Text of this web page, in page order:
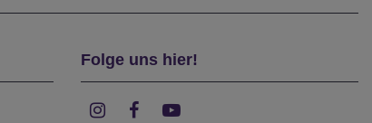
Folge uns hier!